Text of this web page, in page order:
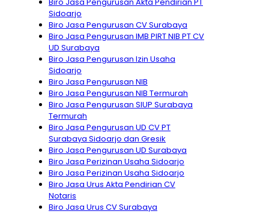
Sidoarjo
Biro Jasa Pengurusan CV Surabaya
Biro Jasa Pengurusan IMB PIRT NIB PT CV
UD Surabaya
Biro Jasa Pengurusan Izin Usaha
Sidoarjo
Biro Jasa Pengurusan NIB
Biro Jasa Pengurusan NIB Termurah
Biro Jasa Pengurusan SIUP Surabaya
Termurah
Biro Jasa Pengurusan UD CV PT
Surabaya Sidoarjo dan Gresik
Biro Jasa Pengurusan UD Surabaya
Biro Jasa Perizinan Usaha Sidoarjo
Biro Jasa Perizinan Usaha Sidoarjo
Biro Jasa Urus Akta Pendirian CV
Notaris
Biro Jasa Urus CV Surabaya